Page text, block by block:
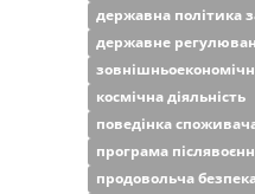
державна політика
державне
космічна діяльність
поведінка
програма
продовольча